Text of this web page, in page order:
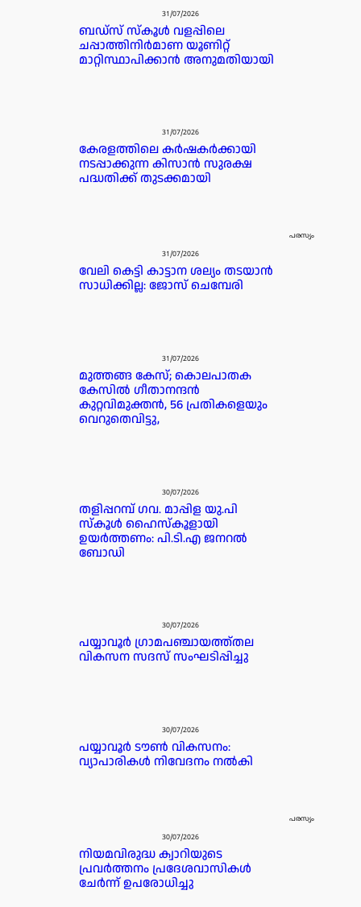
31/07/2026
ബഡ്‌സ് സ്കൂൾ വളപ്പിലെ
ചപ്പാത്തിനിർമാണ യൂണിറ്റ്
മാറ്റിസ്ഥാപിക്കാൻ അനുമതിയായി
31/07/2026
കേരളത്തിലെ കർഷകർക്കായി
നടപ്പാക്കുന്ന കിസാൻ സുരക്ഷ
പദ്ധതിക്ക് തുടക്കമായി
പരസ്യം
31/07/2026
വേലി കെട്ടി കാട്ടാന ശല്യം തടയാൻ
സാധിക്കില്ല: ജോസ് ചെമ്പേരി
31/07/2026
മുത്തങ്ങ കേസ്; കൊലപാതക
കേസില്‍ ഗീതാനന്ദൻ
കുറ്റവിമുക്തന്‍, 56 പ്രതികളെയും
വെറുതെവിട്ടു,
30/07/2026
തളിപ്പറമ്പ് ഗവ. മാപ്പിള യു.പി
സ്കൂൾ ഹൈസ്കൂളായി
ഉയർത്തണം: പി.ടി.എ ജനറൽ
ബോഡി
30/07/2026
പയ്യാവൂർ ഗ്രാമപഞ്ചായത്ത്തല
വികസന സദസ് സംഘടിപ്പിച്ചു
30/07/2026
പയ്യാവൂർ ടൗൺ വികസനം:
വ്യാപാരികൾ നിവേദനം നൽകി
പരസ്യം
30/07/2026
നിയമവിരുദ്ധ ക്വാറിയുടെ
പ്രവർത്തനം പ്രദേശവാസികൾ
ചേർന്ന് ഉപരോധിച്ചു